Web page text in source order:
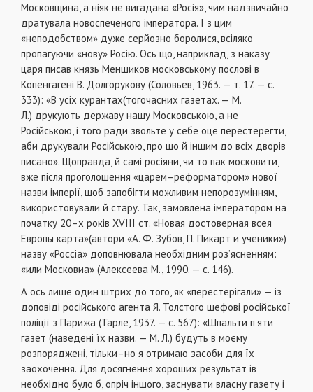
Московщина, а ніяк не вигадана «Росія», чим надзвичайно
дратувала новоспеченого імператора. І з цим
«неподобством» дуже серйозно боролися, всіляко
пропагуючи «нову» Росію. Ось що, наприклад, з наказу
царя писав князь Меншиков московському послові в
Копенгагені В. Долгорукову (Соловьев, 1963. — т. 17. — с.
333): «В усіх курантах(тогочасних газетах. — М.
Л.) друкують державу нашу Московською, а не
Російською, і того ради звольте у себе оце перестерегти,
аби друкували Російською, про що й іншим до всіх дворів
писано». Щоправда, й самі росіяни, чи то пак московити,
вже після проголошення «царем–реформатором» нової
назви імперії, щоб запобігти можливим непорозумінням,
використовували й стару. Так, замовлена імператором на
початку 20–х років XVIII ст. «Новая достоверная всея
Европы карта»(автори «А. Ф. Зубов, П. Пикарт и ученики»)
назву «Россіа» доповнювала необхідним роз’ясненням:
«или Московиа» (Алексеева М., 1990. — с. 146).
А ось лише один штрих до того, як «перестерігали» — із
доповіді російського агента Я. Толстого шефові російської
поліції з Парижа (Тарле, 1937. — с. 567): «Шпальти п'яти
газет (наведені їх назви. — М. Л.) будуть в моєму
розпоряджені, тільки–но я отримаю засоби для їх
заохочення. Для досягнення хороших результат ів
необхідно було б, опріч іншого, заснувати власну газету і